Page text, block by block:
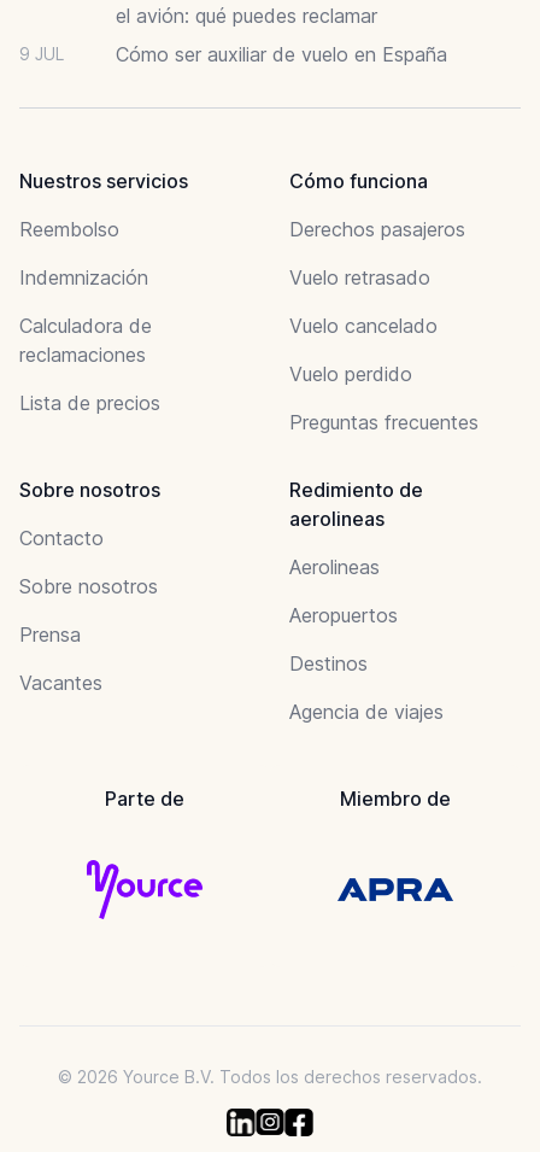
el avión: qué puedes reclamar
9 JUL Cómo ser auxiliar de vuelo en España
Nuestros servicios
Reembolso
Indemnización
Calculadora de
reclamaciones
Lista de precios
Cómo funciona
Derechos pasajeros
Vuelo retrasado
Vuelo cancelado
Vuelo perdido
Preguntas frecuentes
Sobre nosotros
Contacto
Sobre nosotros
Prensa
Vacantes
Redimiento de
aerolineas
Aerolineas
Aeropuertos
Destinos
Agencia de viajes
Parte de Miembro de
© 2026 Yource B.V. Todos los derechos reservados.